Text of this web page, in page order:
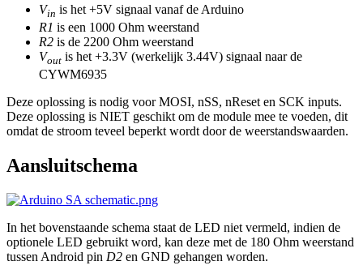
Vin is het +5V signaal vanaf de Arduino
R1 is een 1000 Ohm weerstand
R2 is de 2200 Ohm weerstand
Vout is het +3.3V (werkelijk 3.44V) signaal naar de
CYWM6935
Deze oplossing is nodig voor MOSI, nSS, nReset en SCK inputs.
Deze oplossing is NIET geschikt om de module mee te voeden, dit
omdat de stroom teveel beperkt wordt door de weerstandswaarden.
Aansluitschema
In het bovenstaande schema staat de LED niet vermeld, indien de
optionele LED gebruikt word, kan deze met de 180 Ohm weerstand
tussen Android pin D2 en GND gehangen worden.